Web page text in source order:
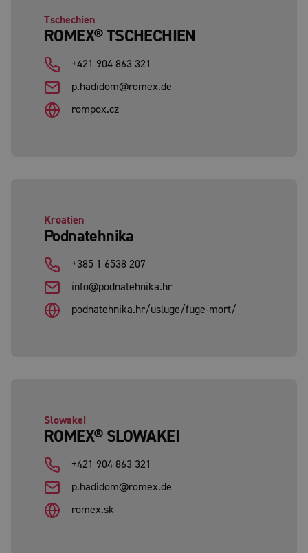
Tschechien
ROMEX® TSCHECHIEN
+421 904 863 321
p.hadidom@romex.de
rompox.cz
Kroatien
Podnatehnika
+385 1 6538 207
info@podnatehnika.hr
podnatehnika.hr/usluge/fuge-mort/
Slowakei
ROMEX® SLOWAKEI
+421 904 863 321
p.hadidom@romex.de
romex.sk